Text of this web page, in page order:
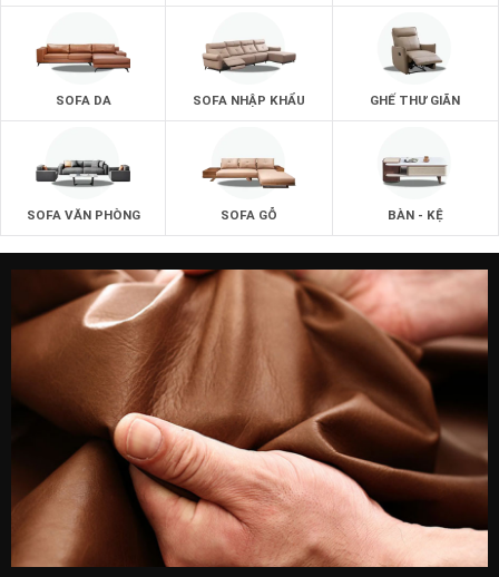
SOFA DA SOFA NHẬP KHẨU GHẾ THƯ GIÃN
SOFA VĂN PHÒNG SOFA GỖ BÀN - KỆ